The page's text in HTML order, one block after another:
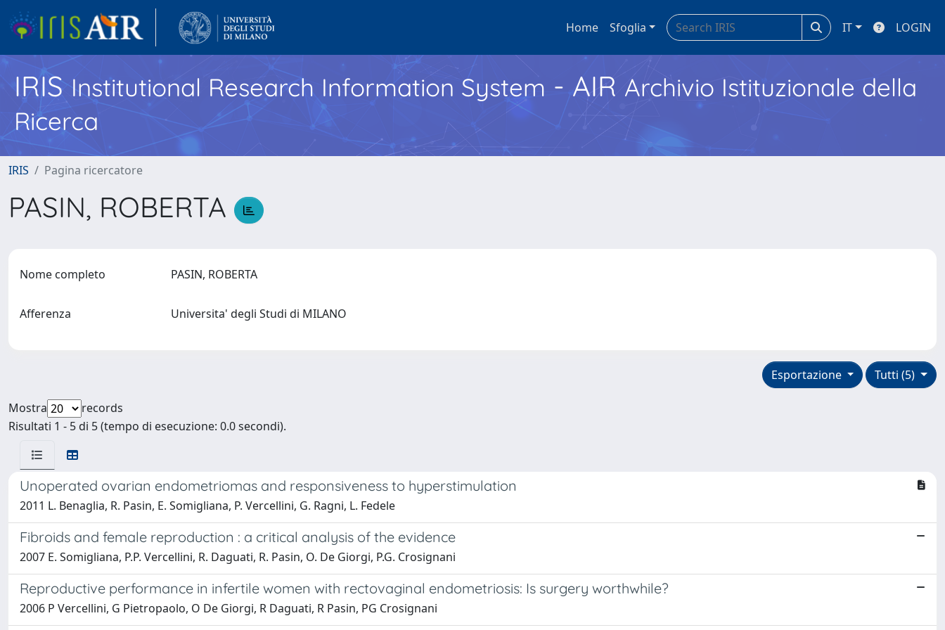
Home Sfoglia IT LOGIN
IRISInstitutional Research Information System - AIR Archivio Istituzionale della
Ricerca
IRIS Pagina ricercatore
PASIN, ROBERTA
Nome completo PASIN, ROBERTA
Afferenza Universita' degli Studi di MILANO
Tutti (5)
Esportazione
Mostra
records
Risultati 1 - 5 di 5 (tempo di esecuzione: 0.0 secondi).
Unoperated ovarian endometriomas and responsiveness to hyperstimulation
2011 L. Benaglia, R. Pasin, E. Somigliana, P. Vercellini, G. Ragni, L. Fedele
Fibroids and female reproduction : a critical analysis of the evidence
2007 E. Somigliana, P.P. Vercellini, R. Daguati, R. Pasin, O. De Giorgi, P.G. Crosignani
Reproductive performance in infertile women with rectovaginal endometriosis: Is surgery worthwhile?
2006 P Vercellini, G Pietropaolo, O De Giorgi, R Daguati, R Pasin, PG Crosignani